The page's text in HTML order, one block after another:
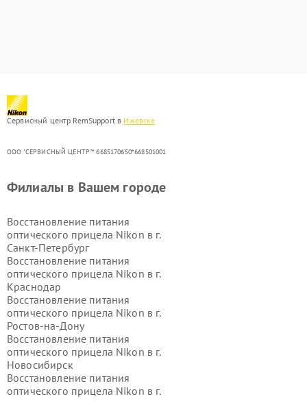
Сервисный центр RemSupport в Ижевске
ООО "СЕРВИСНЫЙ ЦЕНТР"* 6685170650*668501001
Филиалы в Вашем городе
Восстановление питания
оптического прицела Nikon в г.
Санкт-Петербург
Восстановление питания
оптического прицела Nikon в г.
Краснодар
Восстановление питания
оптического прицела Nikon в г.
Ростов-на-Дону
Восстановление питания
оптического прицела Nikon в г.
Новосибирск
Восстановление питания
оптического прицела Nikon в г.